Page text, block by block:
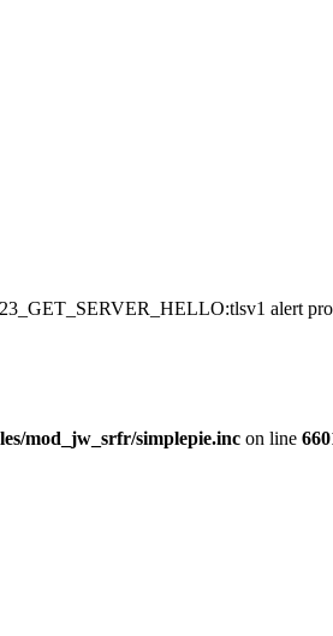
alert
mod_jw_srfr/simplepie.inc on line